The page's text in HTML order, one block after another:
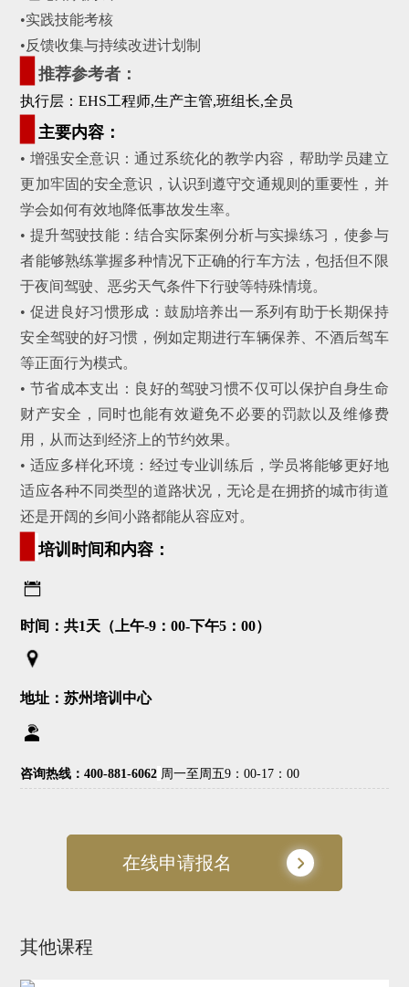
•实践技能考核
•反馈收集与持续改进计划制
▊推荐参考者：
执行层：EHS工程师,生产主管,班组长,全员
▊主要内容：
• 增强安全意识：通过系统化的教学内容，帮助学员建立
更加牢固的安全意识，认识到遵守交通规则的重要性，并
学会如何有效地降低事故发生率。
• 提升驾驶技能：结合实际案例分析与实操练习，使参与
者能够熟练掌握多种情况下正确的行车方法，包括但不限
于夜间驾驶、恶劣天气条件下行驶等特殊情境。
• 促进良好习惯形成：鼓励培养出一系列有助于长期保持
安全驾驶的好习惯，例如定期进行车辆保养、不酒后驾车
等正面行为模式。
• 节省成本支出：良好的驾驶习惯不仅可以保护自身生命
财产安全，同时也能有效避免不必要的罚款以及维修费
用，从而达到经济上的节约效果。
• 适应多样化环境：经过专业训练后，学员将能够更好地
适应各种不同类型的道路状况，无论是在拥挤的城市街道
还是开阔的乡间小路都能从容应对。
▊培训时间和内容：
时间：共1天（上午-9：00-下午5：00）
地址：苏州培训中心
咨询热线：400-881-6062 周一至周五9：00-17：00
在线申请报名
其他课程